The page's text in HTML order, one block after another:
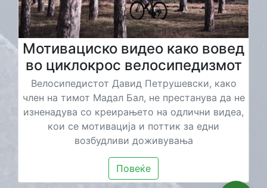
Мотивациско видео како вовед
во циклокрос велосипедизмот
Велосипедистот Давид Петрушевски, како
член на тимот Мадал Бал, не престанува да не
изненадува со креирањето на одлични видеа,
кои се мотивација и поттик за едни
возбудливи доживувања
Повеќе